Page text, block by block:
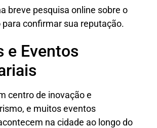
breve pesquisa online sobre o
confirmar sua reputação.
e Eventos
centro de inovação e
e muitos eventos
na cidade ao longo do